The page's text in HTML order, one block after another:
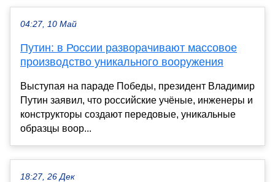
04:27, 10 Май
Путин: в России разворачивают массовое
производство уникального вооружения
Выступая на параде Победы, президент Владимир
Путин заявил, что российские учёные, инженеры и
конструкторы создают передовые, уникальные
образцы воор...
18:27, 26 Дек